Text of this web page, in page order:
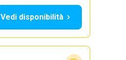
Vedi disponibilità